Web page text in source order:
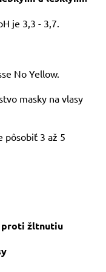
je 3,3 - 3,7.
No Yellow.
masky na vlasy
pôsobiť 3 až 5
proti žltnutiu